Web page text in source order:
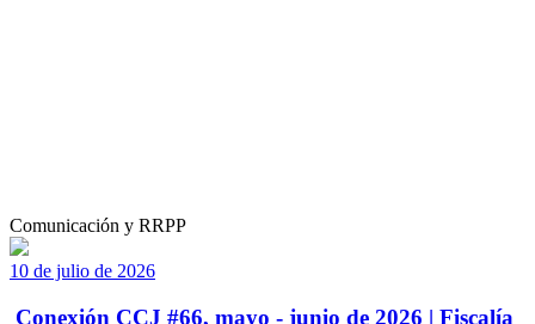
Comunicación y RRPP
10 de julio de 2026
Conexión CCJ #66, mayo - junio de 2026 | Fiscalía